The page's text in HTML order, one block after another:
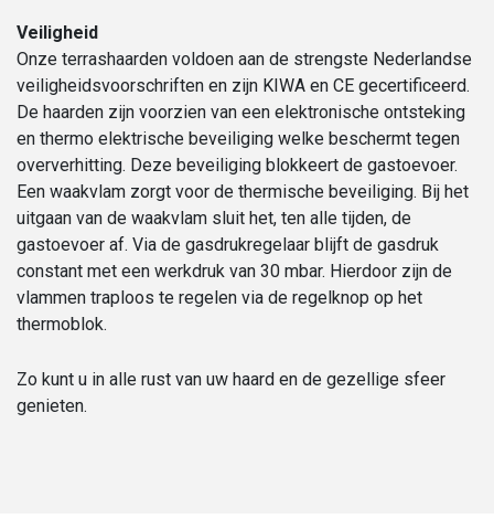
Veiligheid
Onze terrashaarden voldoen aan de strengste Nederlandse
veiligheidsvoorschriften en zijn KIWA en CE gecertificeerd.
De haarden zijn voorzien van een elektronische ontsteking
en thermo elektrische beveiliging welke beschermt tegen
oververhitting. Deze beveiliging blokkeert de gastoevoer.
Een waakvlam zorgt voor de thermische beveiliging. Bij het
uitgaan van de waakvlam sluit het, ten alle tijden, de
gastoevoer af. Via de gasdrukregelaar blijft de gasdruk
constant met een werkdruk van 30 mbar. Hierdoor zijn de
vlammen traploos te regelen via de regelknop op het
thermoblok.
Zo kunt u in alle rust van uw haard en de gezellige sfeer
genieten.